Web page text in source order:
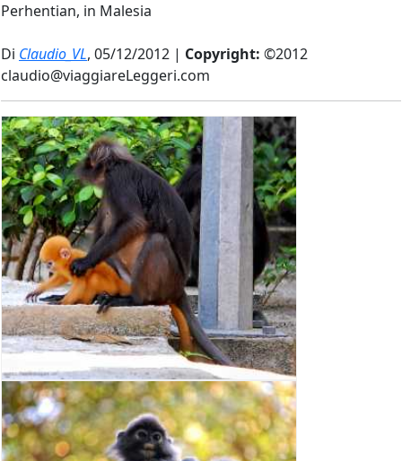
Perhentian, in Malesia
Di Claudio_VL, 05/12/2012 | Copyright: ©2012
claudio@viaggiareLeggeri.com